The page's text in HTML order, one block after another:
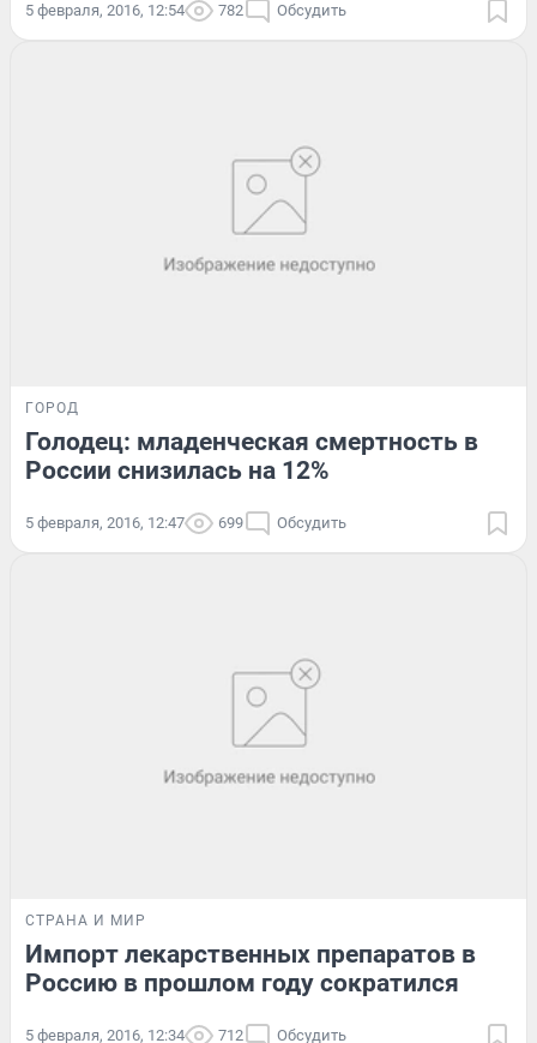
5 февраля, 2016, 12:54 782 Обсудить
ГОРОД
Голодец: младенческая смертность в
России снизилась на 12%
5 февраля, 2016, 12:47 699 Обсудить
СТРАНА И МИР
Импорт лекарственных препаратов в
Россию в прошлом году сократился
5 февраля, 2016, 12:34 712 Обсудить